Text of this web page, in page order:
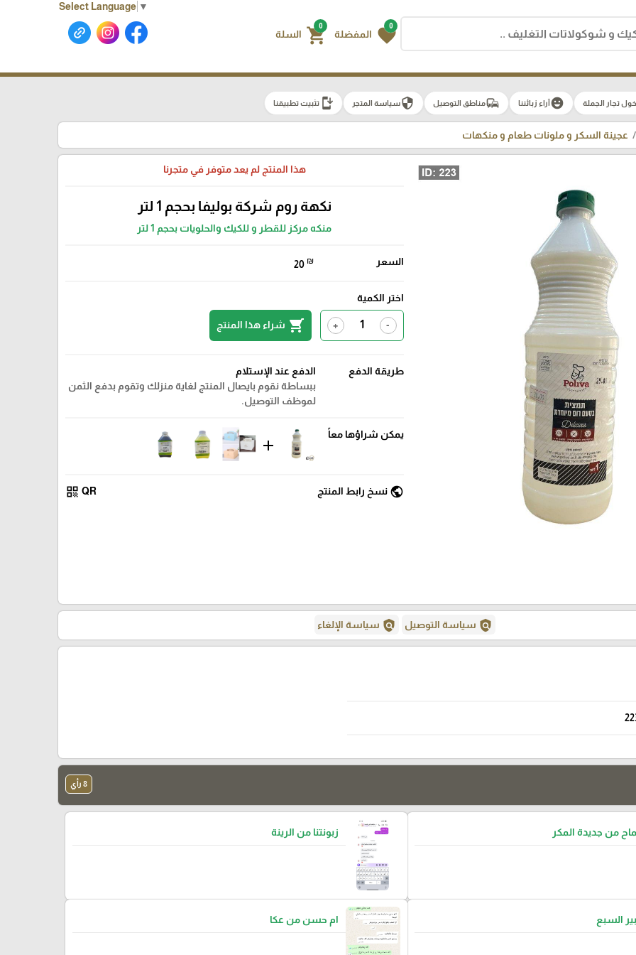
Select Language ▼
0
favorite المفضلة
0
shopping_cart السلة
تجار الجملة emoji_emotionsآراء زبائننا commuteمناطق التوصيل securityسياسة المتجر install_mobileتثبيت تطبيقنا
عجينة السكر و ملونات طعام و منكهات
هذا المنتج لم يعد متوفر في متجرنا
نكهة روم شركة بوليفا بحجم 1 لتر
منكه مركز للقطر و للكيك والحلويات بحجم 1 لتر
السعر 20 ₪
اختر الكمية
-
+
shopping_cart شراء هذا المنتج
طريقة الدفع
الدفع عند الإستلام
ببساطة نقوم بايصال المنتج لغاية منزلك وتقوم بدفع الثمن
لموظف التوصيل.
يمكن شراؤها معاً
add
public نسخ رابط المنتج QR
qr_code
policy سياسة التوصيل policy سياسة الإلغاء
8 رأي
من جديدة المكر زبونتنا من الرينة
السبع ام حسن من عكا